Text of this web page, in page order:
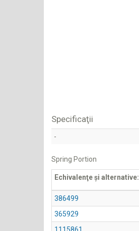
Specificaţii
-
Spring Portion
Echivalenţe şi alternative:
386499
365929